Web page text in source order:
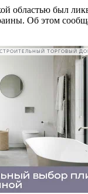
областью был
Об этом